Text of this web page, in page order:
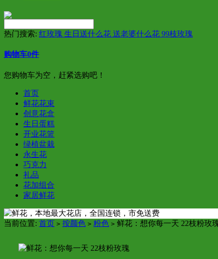
热门搜索: 红玫瑰 生日送什么花 送老婆什么花 99枝玫瑰
购物车0件
您购物车为空，赶紧选购吧！
首页
鲜花花束
创意花盒
生日蛋糕
开业花篮
绿植盆栽
永生花
巧克力
礼品
花加组合
家居鲜花
当前位置: 首页 > 按颜色 > 粉色 > 鲜花：想你每一天 22枝粉玫